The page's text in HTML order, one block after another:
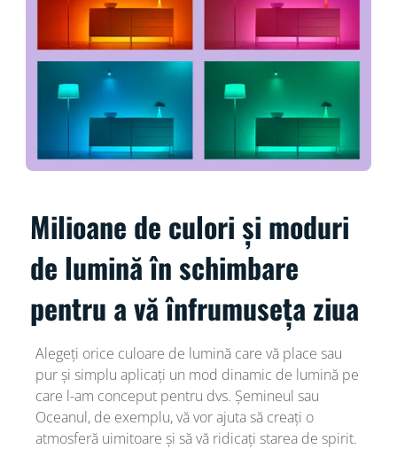
Milioane de culori și moduri
de lumină în schimbare
pentru a vă înfrumuseța ziua
Alegeți orice culoare de lumină care vă place sau
pur și simplu aplicați un mod dinamic de lumină pe
care l-am conceput pentru dvs. Șemineul sau
Oceanul, de exemplu, vă vor ajuta să creați o
atmosferă uimitoare și să vă ridicați starea de spirit.